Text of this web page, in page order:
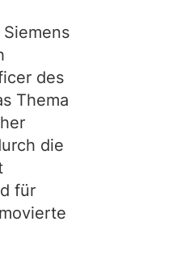
des
Thema
die
für